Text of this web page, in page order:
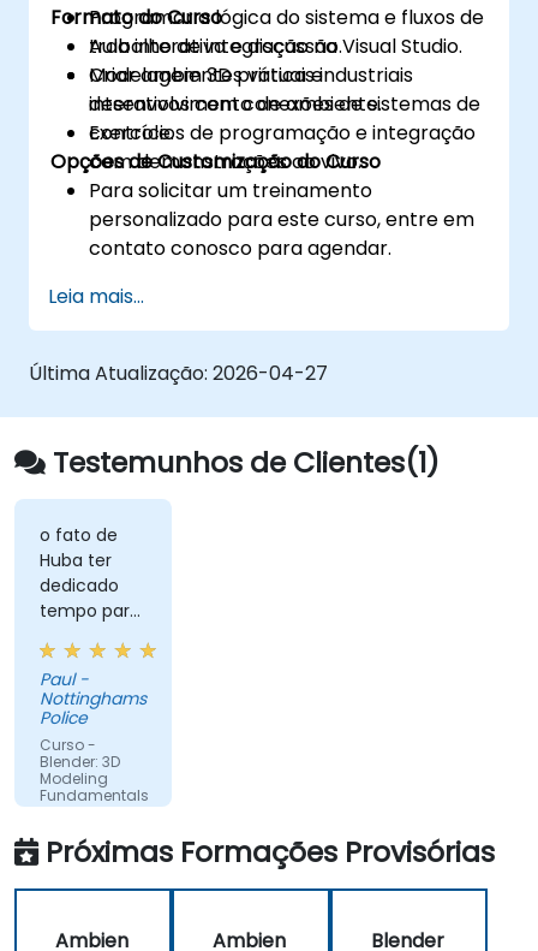
Programar a lógica do sistema e fluxos de
trabalho de integração na Visual Studio.
Criar ambientes virtuais industriais
interativos com conexões de sistemas de
controle.
Formato do Curso
Aula interativa e discussão.
Modelagem 3D prática e
desenvolvimento de ambiente.
Exercícios de programação e integração
com demonstrações ao vivo.
Opções de Customização do Curso
Para solicitar um treinamento
personalizado para este curso, entre em
contato conosco para agendar.
Leia mais...
Última Atualização: 2026-04-27
Testemunhos de Clientes(1)
o fato de
Huba ter
dedicado
tempo para
sentar-se
comigo,
sendo eu o
menos
familiarizado
com a
aplicação, e
explicar
cada parte,
mostrando
onde eu
e como
Paul -
Nottinghamshire
Police
Curso -
Blender: 3D
Modeling
Fundamentals
Traduzida
Próximas Formações Provisórias
Ambien
Ambien
Blender